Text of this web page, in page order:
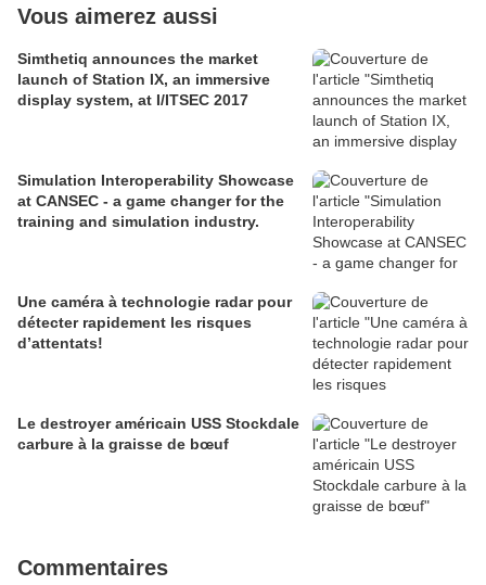
Vous aimerez aussi
Simthetiq announces the market
launch of Station IX, an immersive
display system, at I/ITSEC 2017
Simulation Interoperability Showcase
at CANSEC - a game changer for the
training and simulation industry.
Une caméra à technologie radar pour
détecter rapidement les risques
d’attentats!
Le destroyer américain USS Stockdale
carbure à la graisse de bœuf
Commentaires